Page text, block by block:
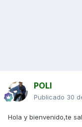
POLI
Publicado 30
Hola y bienvenido,te